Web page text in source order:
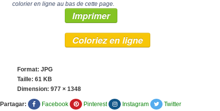
colorier en ligne au bas de cette page.
Imprimer
Coloriez en ligne
Format: JPG
Taille: 61 KB
Dimension: 977 × 1348
Partagar: Facebook Pinterest Instagram Twitter